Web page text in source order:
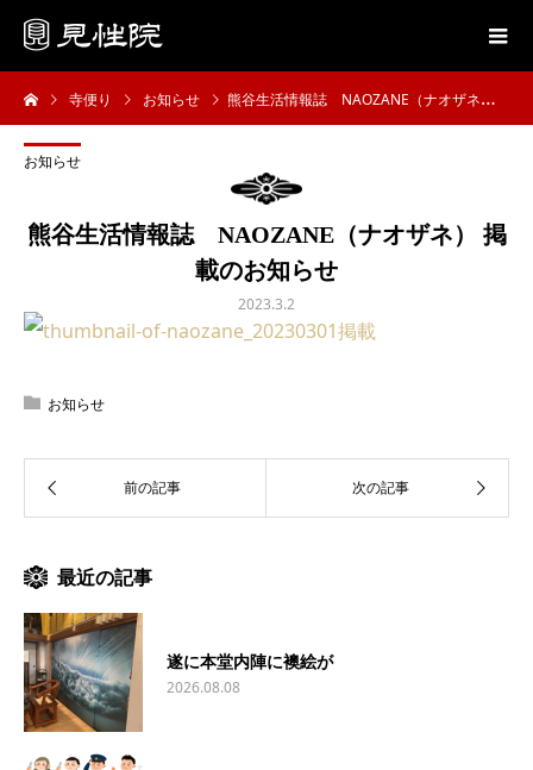
寺便り お知らせ 熊谷生活情報誌 NAOZANE（ナオザネ） 掲載のお知らせ
お知らせ
熊谷生活情報誌 NAOZANE（ナオザネ） 掲
載のお知らせ
2023.3.2
お知らせ
最近の記事
遂に本堂内陣に襖絵が
2026.08.08